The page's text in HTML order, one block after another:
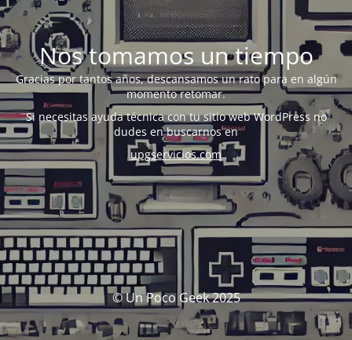
Nos tomamos un tiempo
Gracias por tantos años, descansamos un rato para en algún
momento retomar.
Si necesitas ayuda técnica con tu sitio web WordPress no
dudes en buscarnos en
upgservicios.com
© Un Poco Geek 2025